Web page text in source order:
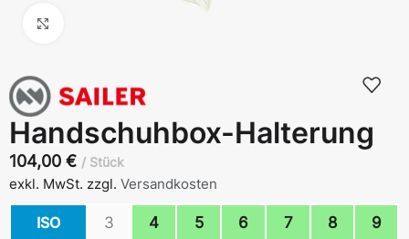
Handschuhbox-Halterung
104,00 € Stück
exkl. MwSt. zzgl. Versandkosten
ISO 3 4 5 6 7 8 9